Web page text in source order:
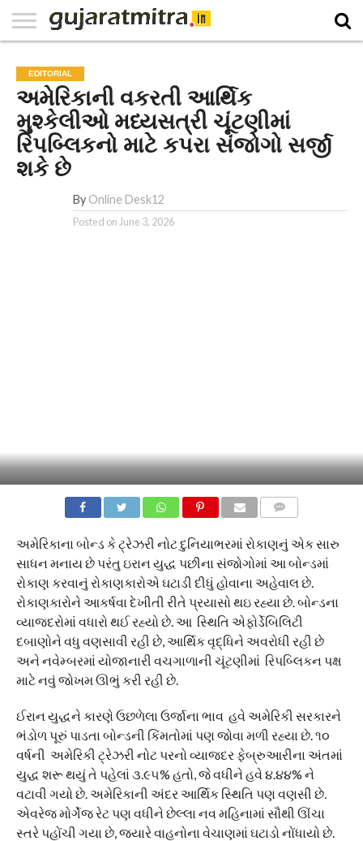
PAPER
NATIONAL
WORLD
BUSINESS
SPORTS
GUJARAT
OPINION
MORE
EDITORIAL
અમેરિકાની વકરતી આર્થિક
મુશ્કેલીઓ મધ્યસત્રી ચૂંટણીમાં
રિપબ્લિકનો માટે કપરા સંજોગો સર્જી
શકે છે
By Online Desk12
Posted on June 3, 2026
અમેરિકાના બોન્ડ કે ટ્રેઝરી નોટ દુનિયાભરમાં રોકાણનું એક સારુ
સાધન મનાય છે પરંતુ ઇરાન યુદ્ધ પછીના સંજોગોમાં આ બોન્ડમાં
રોકાણ કરવાનું રોકાણકારોએ ઘટાડી દીધું હોવાના અહેવાલ છે.
રોકાણકારોને આકર્ષવા દેખીતી રીતે પ્રયાસો થઇ રહ્યા છે. બોન્ડના
વ્યાજદરોમાં વધારો થઈ રહ્યો છે. આ સ્થિતિ એફોર્ડેબિલિટી
દબાણોને વધુ વણસાવી રહી છે, આર્થિક વૃદ્ધિને અવરોધી રહી છે
અને નવેમ્બરમાં યોજાનારી વચગાળાની ચૂંટણીમાં રિપબ્લિકન પક્ષ
માટે નવું જોખમ ઊભું કરી રહી છે.
ઈરાન યુદ્ધને કારણે ઉછળેલા ઉર્જાના ભાવ હવે અમેરિકી સરકારને
ભંડોળ પૂરું પાડતા બોન્ડની કિંમતોમાં પણ જોવા મળી રહ્યા છે. ૧૦
વર્ષની અમેરિકી ટ્રેઝરી નોટ પરનો વ્યાજદર ફેબ્રુઆરીના અંતમાં
યુદ્ધ શરૂ થયું તે પહેલાં ૩.૯૫% હતો, જે વધીને હવે ૪.૪૪% ને
વટાવી ગયો છે. અમેરિકાની અંદર આર્થિક સ્થિતિ પણ વણસી છે.
એવરેજ મોર્ગેજ રેટ પણ વધીને છેલ્લા નવ મહિનામાં સૌથી ઊંચા
સ્તરે પહોંચી ગયા છે, જ્યારે વાહનોના વેચાણમાં ઘટાડો નોંધાયો છે.